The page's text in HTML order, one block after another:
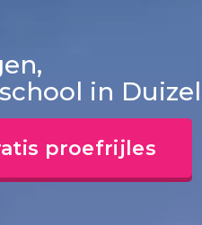
in Duizel
proefrijles